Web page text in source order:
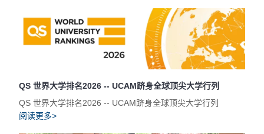
QS 世界大学排名2026 -- UCAM跻身全球顶尖大学行列
QS 世界大学排名2026 -- UCAM跻身全球顶尖大学行列
阅读更多>